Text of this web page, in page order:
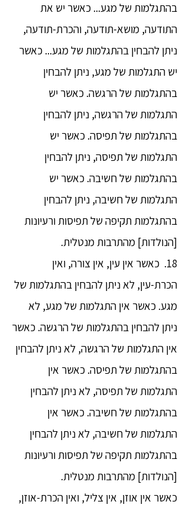
בהתגלמות של מגע... כאשר יש את
התודעה, מושא-תודעה, והכרת-תודעה,
ניתן להבחין בהתגלמות של מגע... כאשר
יש התגלמות של מגע, ניתן להבחין
בהתגלמות של הרגשה. כאשר יש
התגלמות של הרגשה, ניתן להבחין
בהתגלמות של תפיסה. כאשר יש
התגלמות של תפיסה, ניתן להבחין
בהתגלמות של חשיבה. כאשר יש
התגלמות של חשיבה, ניתן להבחין
בהתגלמות תקיפה של תפיסות ורעיונות
[הנולדות] מהתרבות מנטלית.
18. כאשר אין עין, אין צורה, ואין
הכרת-עין, לא ניתן להבחין בהתגלמות של
מגע. כאשר אין התגלמות של מגע, לא
ניתן להבחין בהתגלמות של הרגשה. כאשר
אין התגלמות של הרגשה, לא ניתן להבחין
בהתגלמות של תפיסה. כאשר אין
התגלמות של תפיסה, לא ניתן להבחין
בהתגלמות של חשיבה. כאשר אין
התגלמות של חשיבה, לא ניתן להבחין
בהתגלמות תקיפה של תפיסות ורעיונות
[הנולדות] מהתרבות מנטלית.
כאשר אין אוזן, אין צליל, ואין הכרת-אוזן,